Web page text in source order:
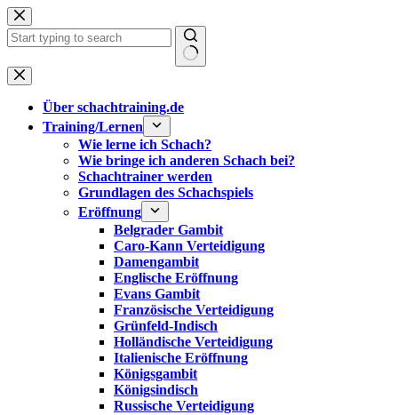
Zum
Inhalt
springen
Keine
Ergebnisse
Über schachtraining.de
Training/Lernen
Wie lerne ich Schach?
Wie bringe ich anderen Schach bei?
Schachtrainer werden
Grundlagen des Schachspiels
Eröffnung
Belgrader Gambit
Caro-Kann Verteidigung
Damengambit
Englische Eröffnung
Evans Gambit
Französische Verteidigung
Grünfeld-Indisch
Holländische Verteidigung
Italienische Eröffnung
Königsgambit
Königsindisch
Russische Verteidigung